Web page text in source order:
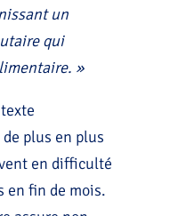
un
qui
»
plus en plus
en difficulté
en fin de mois.